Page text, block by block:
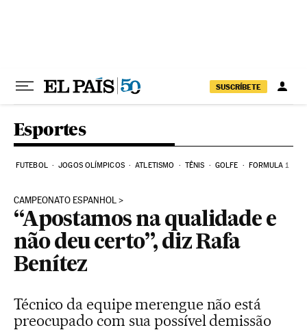
SUSCRÍBETE
Esportes
FUTEBOL JOGOS OLÍMPICOS ATLETISMO TÊNIS GOLFE FORMULA 1
CAMPEONATO ESPANHOL
“Apostamos na qualidade e
não deu certo”, diz Rafa
Benítez
Técnico da equipe merengue não está
preocupado com sua possível demissão